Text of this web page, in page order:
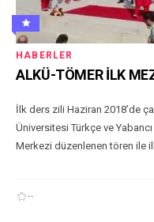
HABERLER
ALKÜ-TÖMER İLK
İlk ders zili Haziran 2018’de
Üniversitesi Türkçe ve
Merkezi düzenlenen tören ile
--